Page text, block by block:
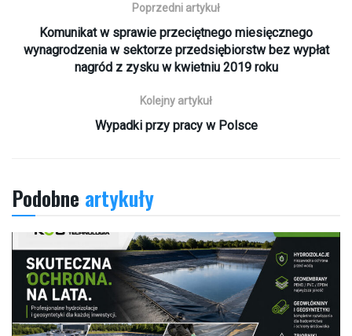
Poprzedni artykuł
Komunikat w sprawie przeciętnego miesięcznego
wynagrodzenia w sektorze przedsiębiorstw bez wypłat
nagród z zysku w kwietniu 2019 roku
Kolejny artykuł
Wypadki przy pracy w Polsce
Podobne artykuły